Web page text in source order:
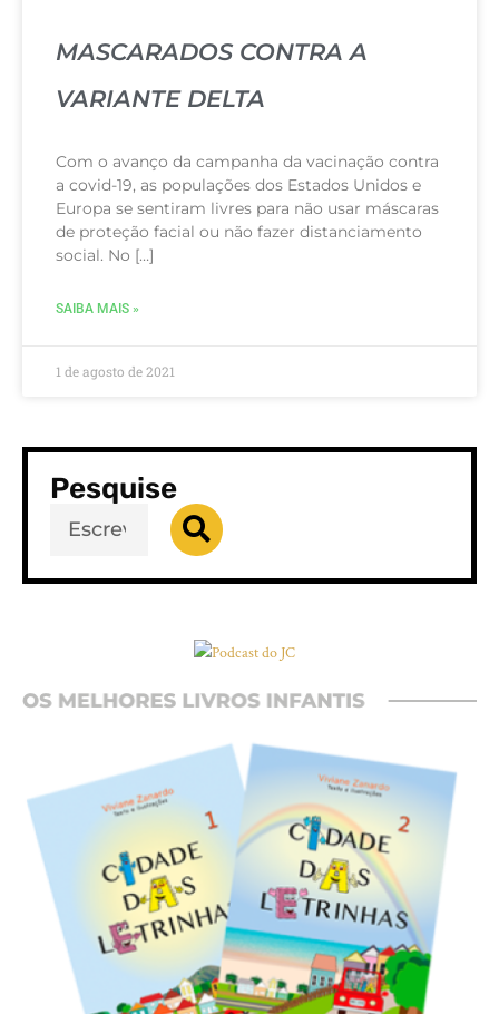
MASCARADOS CONTRA A
VARIANTE DELTA
Com o avanço da campanha da vacinação contra
a covid-19, as populações dos Estados Unidos e
Europa se sentiram livres para não usar máscaras
de proteção facial ou não fazer distanciamento
social. No […]
SAIBA MAIS »
1 de agosto de 2021
Pesquise